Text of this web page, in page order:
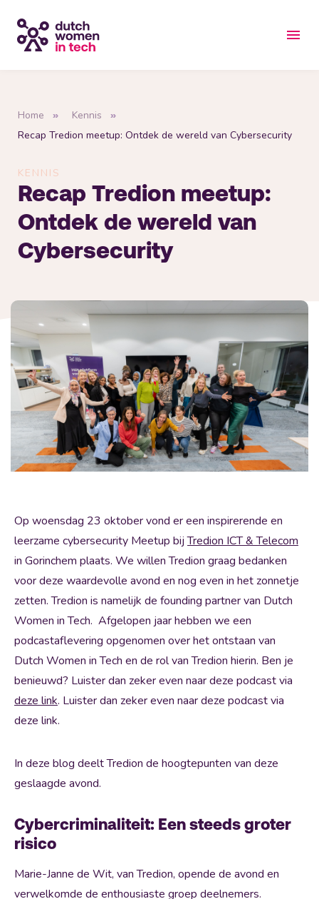
Home
Kennis
Recap Tredion meetup: Ontdek de wereld van Cybersecurity
KENNIS
Recap Tredion meetup:
Ontdek de wereld van
Cybersecurity
Op woensdag 23 oktober vond er een inspirerende en
leerzame cybersecurity Meetup bijTredion ICT & Telecom
in Gorinchem plaats. We willen Tredion graag bedanken
voor deze waardevolle avond en nog even in het zonnetje
zetten. Tredion is namelijk de founding partner van Dutch
Women in Tech. Afgelopen jaar hebben we een
podcastaflevering opgenomen over het ontstaan van
Dutch Women in Tech en de rol van Tredion hierin. Ben je
benieuwd? Luister dan zeker even naar deze podcast via
deze link. Luister dan zeker even naar deze podcast via
deze link.
In deze blog deelt Tredion de hoogtepunten van deze
geslaagde avond.
Cybercriminaliteit: Een steeds groter
risico
Marie-Janne de Wit, van Tredion, opende de avond en
verwelkomde de enthousiaste groep deelnemers.